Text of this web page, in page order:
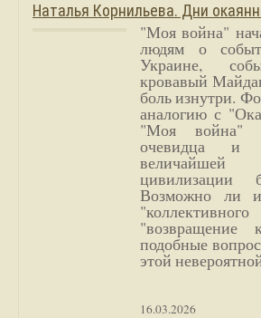
Наталья Корнильева. Дни
"Моя война"
людям о
Украине,
кровавый
боль изнутри.
аналогию с
"Моя война" -
очевидца и
величайшей
цивилизации
Возможно ли
подобные
этой
16.03.2026